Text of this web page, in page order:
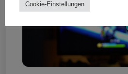
Cookie-Einstellungen